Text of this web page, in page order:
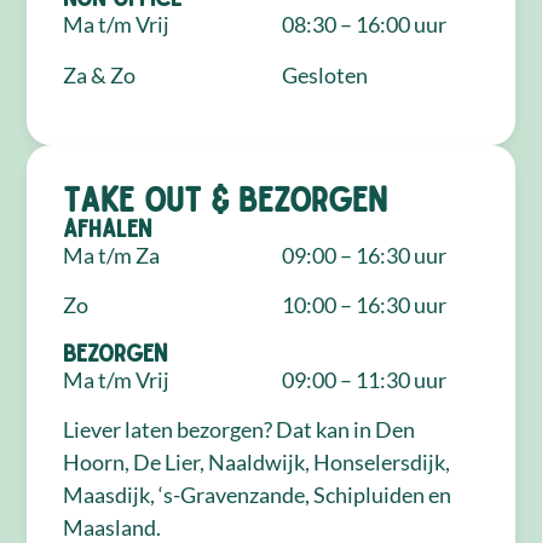
Ma t/m Vrij
Za & Zo
08:30 – 16:00 uur
Gesloten
Take out & bezorgen
Afhalen
Ma t/m Za
Zo
09:00 – 16:30 uur
10:00 – 16:30 uur
Bezorgen
Ma t/m Vrij
09:00 – 11:30 uur
Liever laten bezorgen? Dat kan in Den
Hoorn, De Lier, Naaldwijk, Honselersdijk,
Maasdijk, ‘s-Gravenzande, Schipluiden en
Maasland.